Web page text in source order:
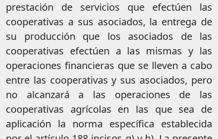
prestación de servicios que efectúen las
cooperativas a sus asociados, la entrega de
su producción que los asociados de las
cooperativas efectúen a las mismas y las
operaciones financieras que se lleven a cabo
entre las cooperativas y sus asociados, pero
no alcanzará a las operaciones de las
cooperativas agrícolas en las que sea de
aplicación la norma específica establecida